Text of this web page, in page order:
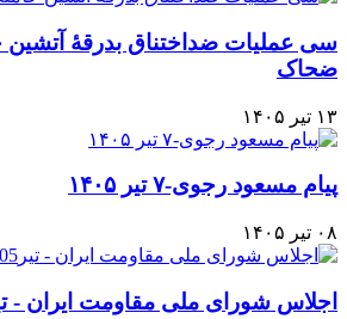
سی عملیات ضداختناق بدرقهٔ آتشین
ضحاک
۱۳ تیر ۱۴۰۵
پیام مسعود رجوی-۷ تیر ۱۴۰۵
۰۸ تیر ۱۴۰۵
اجلاس شورای ملی مقاومت ایران -